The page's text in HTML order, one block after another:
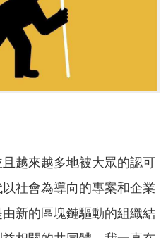
越來越多地被大眾的認可
社會為導向的專案和企業
新的區塊鏈驅動的組織結